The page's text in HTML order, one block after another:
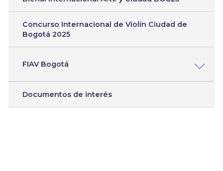
Concurso Internacional de Violín Ciudad de
Bogotá 2025
FIAV Bogotá
Documentos de interés